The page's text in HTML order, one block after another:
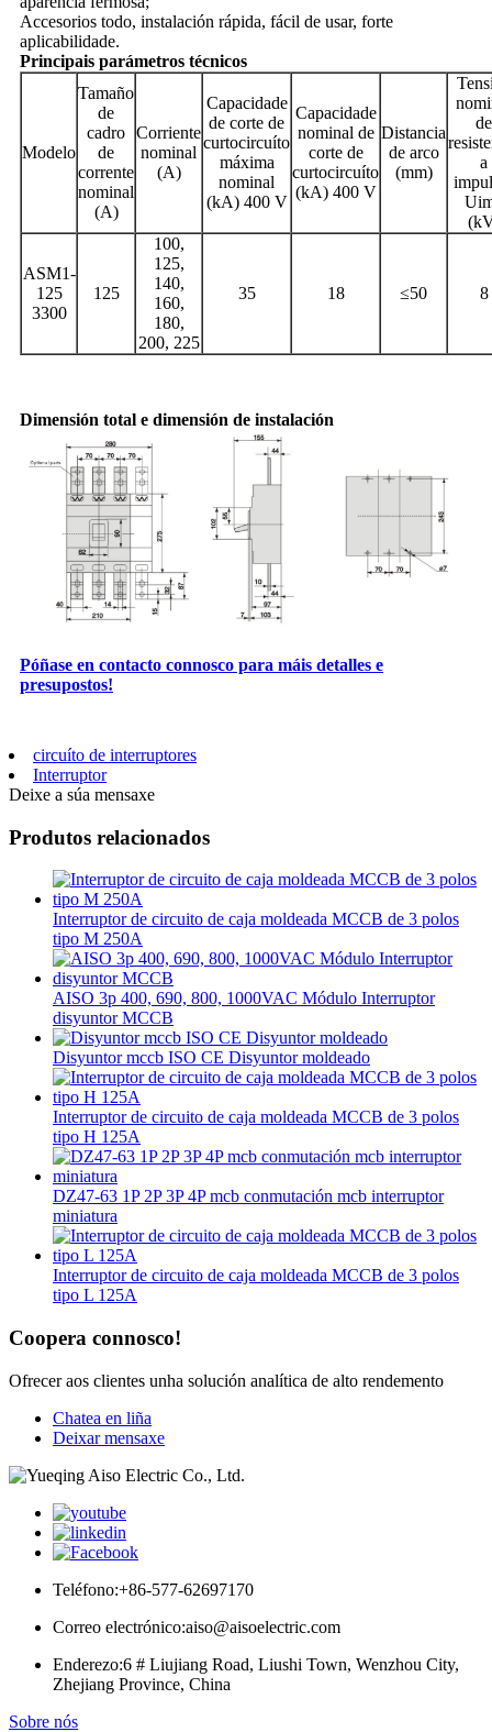
Accesorios todo, instalación rápida, fácil de usar, forte
aplicabilidade.
Principais parámetros técnicos
Modelo
Tamaño
de
cadro
de
corrente
nominal
(A)
Corriente
nominal
(A)
Capacidade
de corte de
curtocircuíto
máxima
nominal
(kA) 400 V
Capacidade
nominal de
corte de
curtocircuíto
(kA) 400 V
Distancia
de arco
(mm)
de
a
ASM1-
125
3300
125
100,
125,
140,
160,
180,
200, 225
35 18 ≤50 8
Dimensión total e dimensión de instalación
Póñase en contacto connosco para máis detalles e
presupostos!
circuíto de interruptores
Interruptor
Deixe a súa mensaxe
Produtos relacionados
Interruptor de circuito de caja moldeada MCCB de 3 polos
tipo M 250A
AISO 3p 400, 690, 800, 1000VAC Módulo Interruptor
disyuntor MCCB
Disyuntor mccb ISO CE Disyuntor moldeado
Interruptor de circuito de caja moldeada MCCB de 3 polos
tipo H 125A
DZ47-63 1P 2P 3P 4P mcb conmutación mcb interruptor
miniatura
Interruptor de circuito de caja moldeada MCCB de 3 polos
tipo L 125A
Coopera connosco!
Ofrecer aos clientes unha solución analítica de alto rendemento
Chatea en liña
Deixar mensaxe
Teléfono:+86-577-62697170
Correo electrónico:aiso@aisoelectric.com
Enderezo:6 # Liujiang Road, Liushi Town, Wenzhou City,
Zhejiang Province, China
Sobre nós